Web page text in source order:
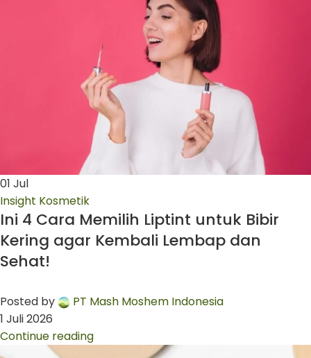
01 Jul
Insight Kosmetik
Ini 4 Cara Memilih Liptint untuk Bibir
Kering agar Kembali Lembap dan
Sehat!
Posted by
PT Mash Moshem Indonesia
1 Juli 2026
Continue reading